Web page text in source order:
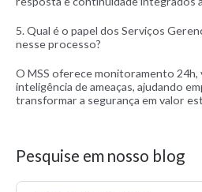
5. Qual é o papel dos Serviços
nesse processo?
O MSS oferece monitoramento 24h,
inteligência de ameaças, ajudando
transformar a segurança em valor
Pesquise em nosso blog